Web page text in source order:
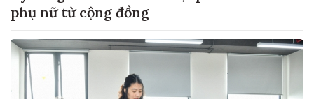
phụ nữ từ cộng đồng